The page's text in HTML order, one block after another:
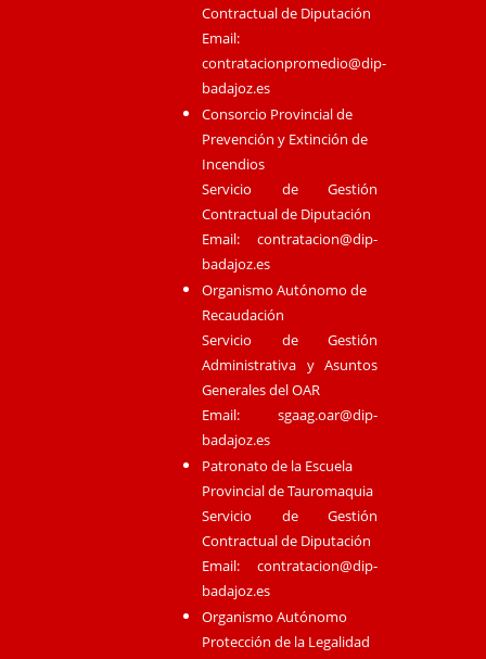
Contractual de Diputación
Email:
contratacionpromedio@dip-
badajoz.es
Consorcio Provincial de
Prevención y Extinción de
Incendios
Servicio de Gestión
Contractual de Diputación
Email:contratacion@dip-
badajoz.es
Organismo Autónomo de
Recaudación
Servicio de Gestión
Administrativa y Asuntos
Generales del OAR
Email:sgaag.oar@dip-
badajoz.es
Patronato de la Escuela
Provincial de Tauromaquia
Servicio de Gestión
Contractual de Diputación
Email:contratacion@dip-
badajoz.es
Organismo Autónomo
Protección de la Legalidad